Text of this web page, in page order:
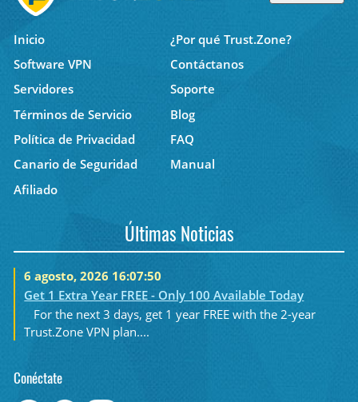
Inicio
¿Por qué Trust.Zone?
Software VPN
Contáctanos
Servidores
Soporte
Términos de Servicio
Blog
Política de Privacidad
FAQ
Canario de Seguridad
Manual
Afiliado
Últimas Noticias
6 agosto, 2026 16:07:50
Get 1 Extra Year FREE - Only 100 Available Today
For the next 3 days, get 1 year FREE with the 2-year
Trust.Zone VPN plan....
Conéctate